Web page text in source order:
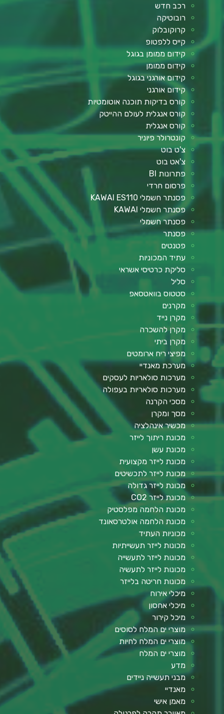
רכב חדש
רובוטיקה
קרוקובלוק
קייס ללפטופ
קידום ממומן בגוגל
קידום ממומן
קידום אורגני בגוגל
קידום אורגני
קורס בדיקות תוכנה אוטומטיות
קורס אנגלית לעולם ההייטק
קורס אנגלית
קונטרולר פיוניר
צ'ט בוט
צ'אט בוט
פתרונות BI
פרסום חרדי
פסנתר חשמלי KAWAI ES110
פסנתר חשמלי KAWAI
פסנתר חשמלי
פסנתר
פטנטים
עתיד המכוניות
סליקת כרטיסי אשראי
סליל
סטטוס בוואטסאפ
מקרנים
מקרן נייד
מקרן להשכרה
מקרן ביתי
מפיצי ריח ארומטים
מערכת מאנדיי
מערכות סולאריות לעסקים
מערכות סולאריות בעפולה
מסכי הקרנה
מסך ומקרן
מכשיר אינהלציה
מכונת ריתוך לייזר
מכונת עשן
מכונת לייזר מקצועית
מכונת לייזר לתכשיטים
מכונת לייזר גדולה
מכונת לייזר CO2
מכונת הלחמה מפלסטיק
מכונת הלחמה אולטרסאונד
מכוניות העתיד
מכונות לייזר תעשייתיות
מכונות לייזר לתעשייה
מכונות לייזר לתעשיה
מכונות חריטה בלייזר
מיכלי אירוח
מיכלי אחסון
מיכל קירור
מוצרי ים המלח לסוסים
מוצרי ים המלח לחיות
מוצרי ים המלח
מדע
מבני תעשייה ניידים
מאנדיי
מאמן אישי